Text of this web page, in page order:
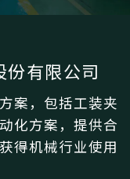
有限公司
案，包括工装夹
化方案，提供合
得机械行业使用